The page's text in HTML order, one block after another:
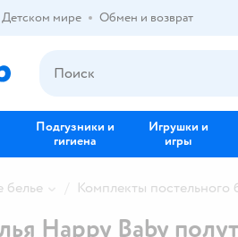
Детском мире Обмен и возврат
Подгузники и
гигиена
Игрушки и
игры
белье Комплекты постельного
Happy Baby